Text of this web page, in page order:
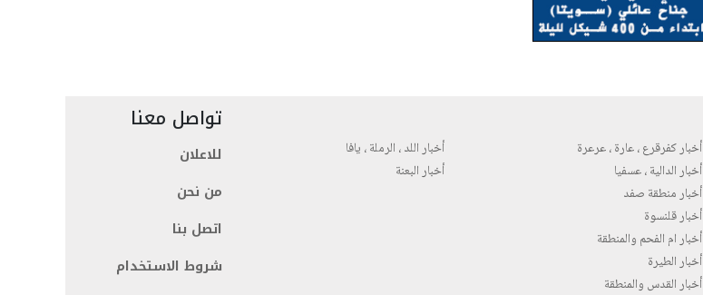
أخبار كفرقرع ، عارة ، عرعرة
أخبار الدالية ، عسفيا
أخبار منطقة صفد
أخبار قلنسوة
أخبار ام الفحم والمنطقة
أخبار الطيرة
أخبار القدس والمنطقة
أخبار اللد ، الرملة ، يافا
أخبار البعنة
تواصل معنا
للاعلان
من نحن
اتصل بنا
شروط الاستخدام